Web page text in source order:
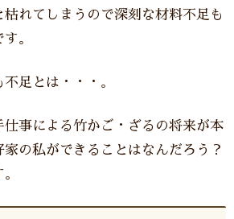
れてしまうので深刻な材料不足も
。
足とは・・・。
仕事による竹かご・ざるの将来が本
の私ができることはなんだろう？